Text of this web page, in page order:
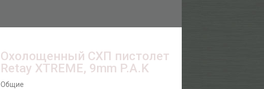
Охолощенный СХП пистолет
Retay XTREME, 9mm P.A.K
Общие